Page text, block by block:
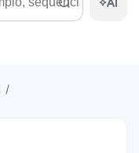
/